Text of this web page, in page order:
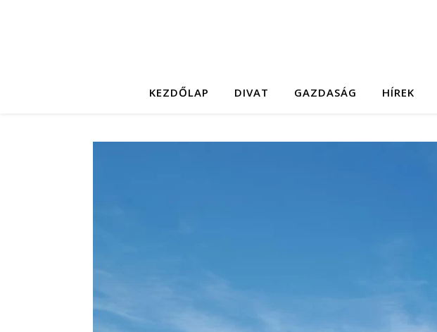
KEZDŐLAP DIVAT GAZDASÁG HÍREK